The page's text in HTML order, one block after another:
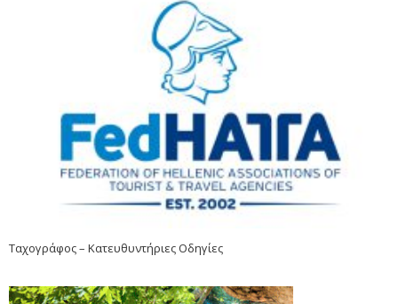
Ταχογράφος – Κατευθυντήριες Οδηγίες